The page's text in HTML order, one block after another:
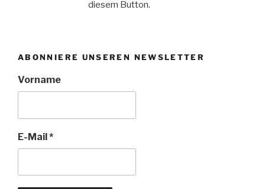
diesem Button.
ABONNIERE UNSEREN NEWSLETTER
Vorname
E-Mail*